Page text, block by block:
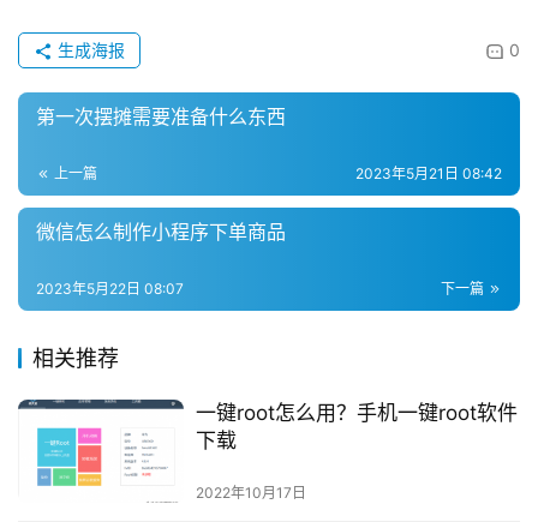
0
生成海报
第一次摆摊需要准备什么东西
上一篇 2023年5月21日 08:42
微信怎么制作小程序下单商品
下一篇
2023年5月22日 08:07
相关推荐
一键root怎么用？手机一键root软件
下载
2022年10月17日